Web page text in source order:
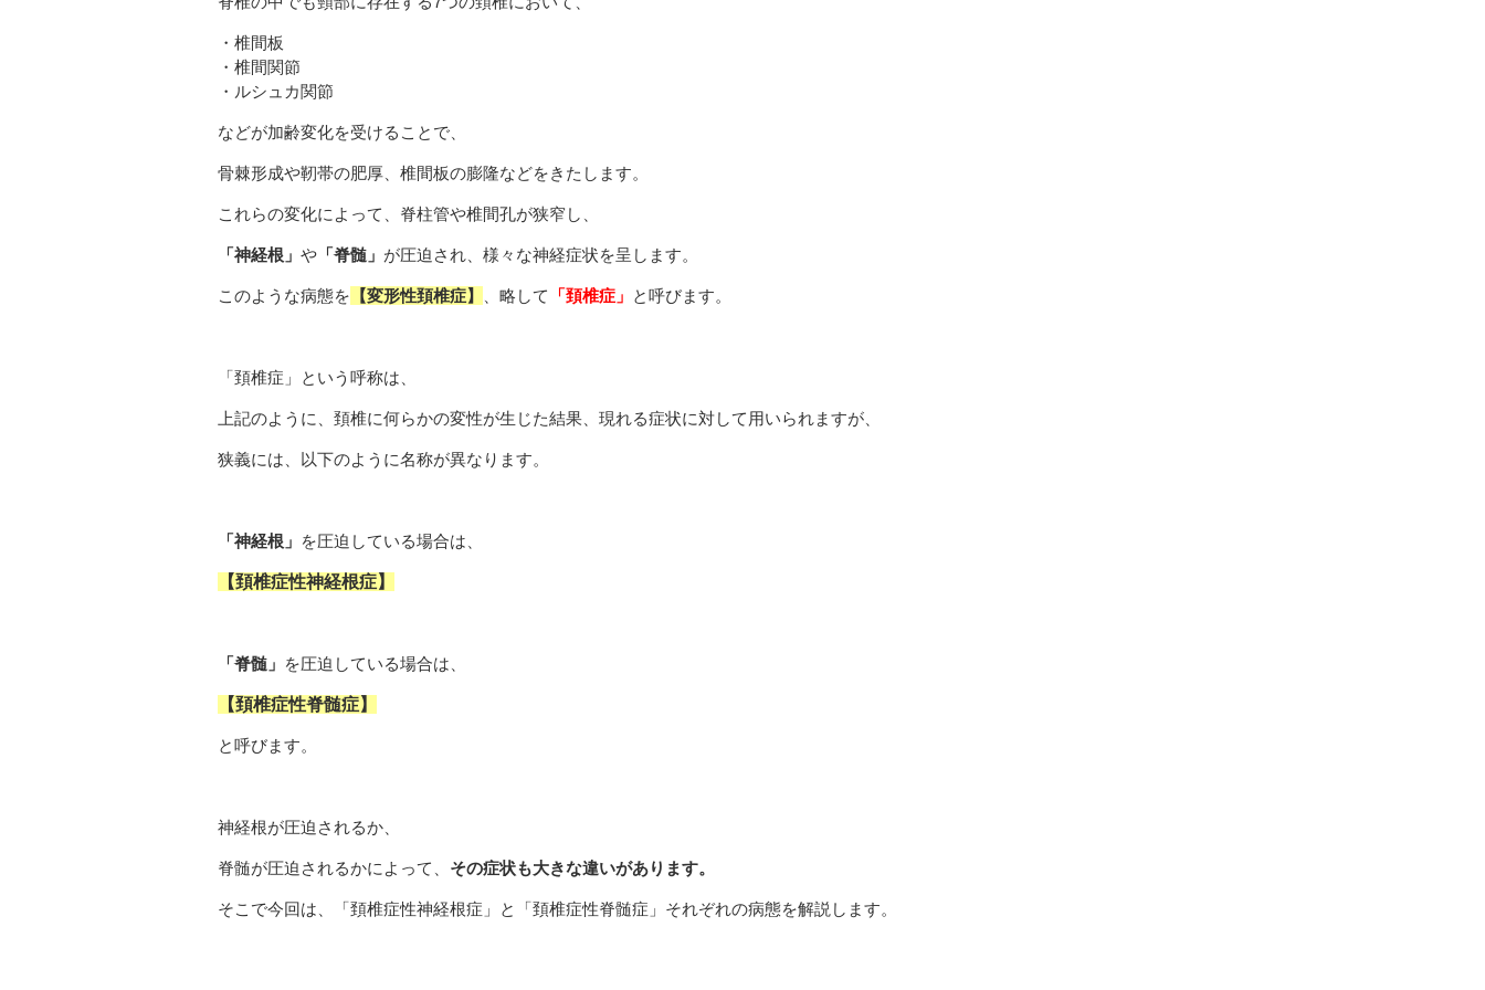
・椎間板
・椎間関節
・ルシュカ関節
などが加齢変化を受けることで、
骨棘形成や靭帯の肥厚、椎間板の膨隆などをきたします。
これらの変化によって、脊柱管や椎間孔が狭窄し、
「神経根」 や 「脊髄」 が圧迫され、様々な神経症状を呈します。
このような病態を 【変形性頚椎症】 、略して 「頚椎症」 と呼びます。
「頚椎症」という呼称は、
上記のように、頚椎に何らかの変性が生じた結果、現れる症状に対して用いられますが、
狭義には、以下のように名称が異なります。
「神経根」 を圧迫している場合は、
【頚椎症性神経根症】
「脊髄」 を圧迫している場合は、
【頚椎症性脊髄症】
と呼びます。
神経根が圧迫されるか、
脊髄が圧迫されるかによって、 その症状も大きな違いがあります。
そこで今回は、「頚椎症性神経根症」と「頚椎症性脊髄症」それぞれの病態を解説します。